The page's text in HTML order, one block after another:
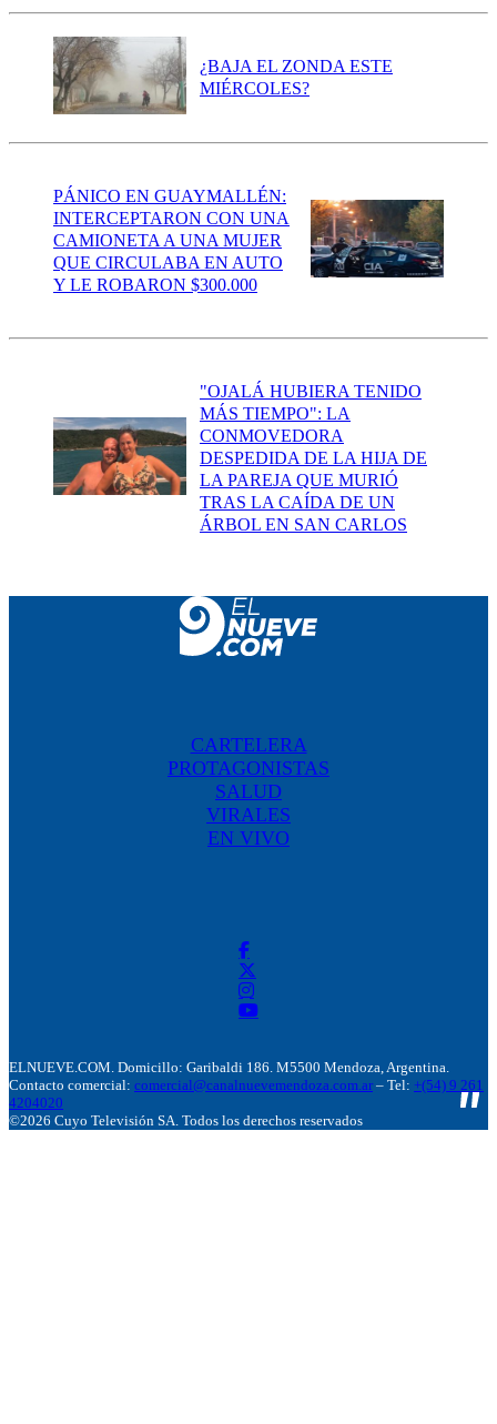
¿BAJA EL ZONDA ESTE
MIÉRCOLES?
PÁNICO EN GUAYMALLÉN:
INTERCEPTARON CON UNA
CAMIONETA A UNA MUJER
QUE CIRCULABA EN AUTO
Y LE ROBARON $300.000
"OJALÁ HUBIERA TENIDO
MÁS TIEMPO": LA
CONMOVEDORA
DESPEDIDA DE LA HIJA DE
LA PAREJA QUE MURIÓ
TRAS LA CAÍDA DE UN
ÁRBOL EN SAN CARLOS
CARTELERA
PROTAGONISTAS
SALUD
VIRALES
EN VIVO
ELNUEVE.COM. Domicillo: Garibaldi 186. M5500 Mendoza, Argentina.
Contacto comercial: comercial@canalnuevemendoza.com.ar – Tel: +(54) 9 261
4204020
©2026 Cuyo Televisión SA. Todos los derechos reservados